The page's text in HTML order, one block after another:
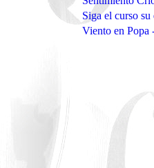
Siga el curso
Viento en Popa